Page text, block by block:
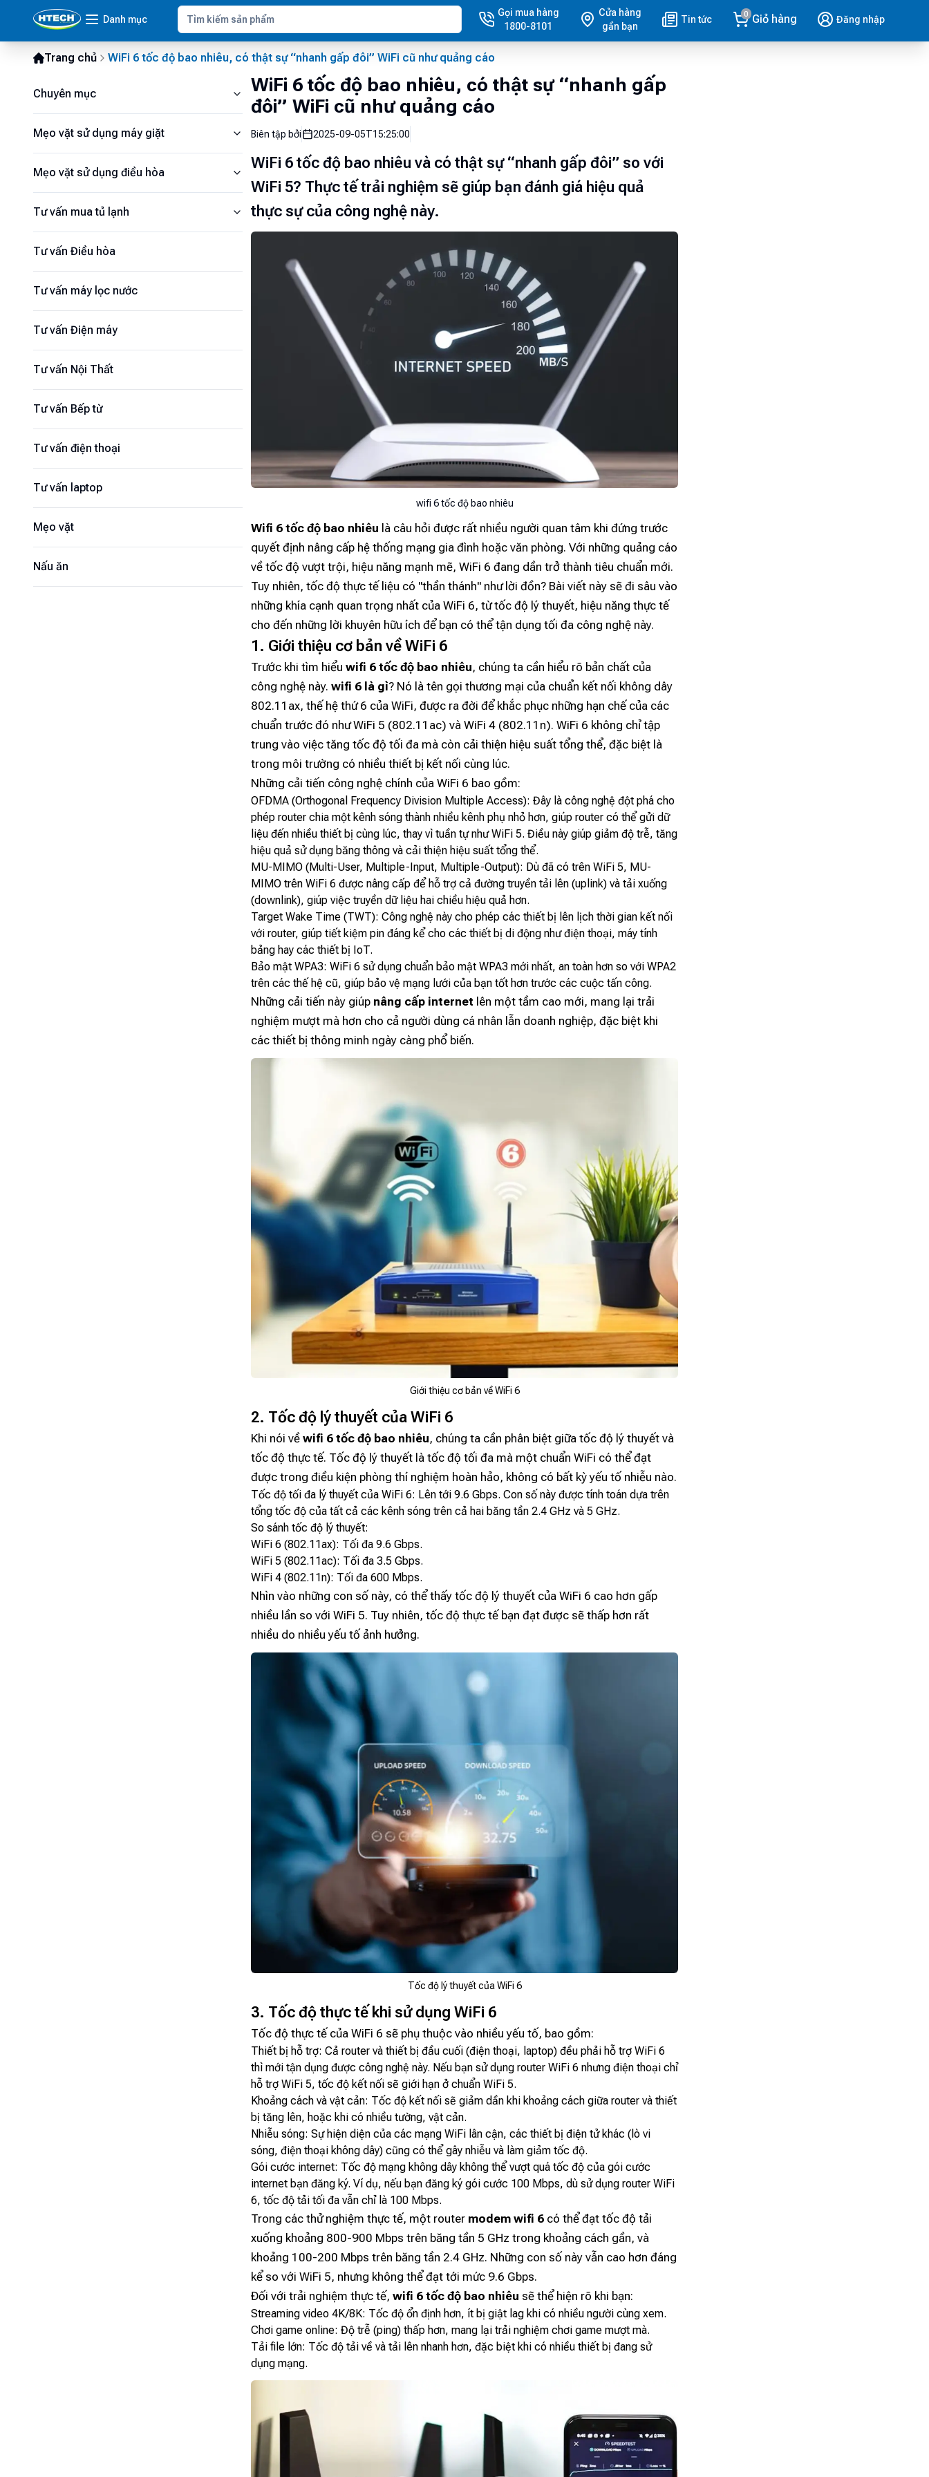
Danh mục
Gọi mua hàng
1800-8101
Cửa hàng
gần bạn
Tin tức 0 Giỏ hàng Đăng nhập
Trang chủ WiFi 6 tốc độ bao nhiêu, có thật sự “nhanh gấp đôi” WiFi cũ như quảng cáo
Chuyên mục
Mẹo vặt sử dụng máy giặt
Mẹo vặt sử dụng điều hòa
Tư vấn mua tủ lạnh
Tư vấn Điều hòa
Tư vấn máy lọc nước
Tư vấn Điện máy
Tư vấn Nội Thất
Tư vấn Bếp từ
Tư vấn điện thoại
Tư vấn laptop
Mẹo vặt
Nấu ăn
WiFi 6 tốc độ bao nhiêu, có thật sự “nhanh gấp
đôi” WiFi cũ như quảng cáo
Biên tập bởi 2025-09-05T15:25:00
WiFi 6 tốc độ bao nhiêu và có thật sự “nhanh gấp đôi” so với
WiFi 5? Thực tế trải nghiệm sẽ giúp bạn đánh giá hiệu quả
thực sự của công nghệ này.
wifi 6 tốc độ bao nhiêu
Wifi 6 tốc độ bao nhiêu là câu hỏi được rất nhiều người quan tâm khi đứng trước
quyết định nâng cấp hệ thống mạng gia đình hoặc văn phòng. Với những quảng cáo
về tốc độ vượt trội, hiệu năng mạnh mẽ, WiFi 6 đang dần trở thành tiêu chuẩn mới.
Tuy nhiên, tốc độ thực tế liệu có "thần thánh" như lời đồn? Bài viết này sẽ đi sâu vào
những khía cạnh quan trọng nhất của WiFi 6, từ tốc độ lý thuyết, hiệu năng thực tế
cho đến những lời khuyên hữu ích để bạn có thể tận dụng tối đa công nghệ này.
1. Giới thiệu cơ bản về WiFi 6
Trước khi tìm hiểu wifi 6 tốc độ bao nhiêu, chúng ta cần hiểu rõ bản chất của
công nghệ này. wifi 6 là gì? Nó là tên gọi thương mại của chuẩn kết nối không dây
802.11ax, thế hệ thứ 6 của WiFi, được ra đời để khắc phục những hạn chế của các
chuẩn trước đó như WiFi 5 (802.11ac) và WiFi 4 (802.11n). WiFi 6 không chỉ tập
trung vào việc tăng tốc độ tối đa mà còn cải thiện hiệu suất tổng thể, đặc biệt là
trong môi trường có nhiều thiết bị kết nối cùng lúc.
Những cải tiến công nghệ chính của WiFi 6 bao gồm:
OFDMA (Orthogonal Frequency Division Multiple Access): Đây là công nghệ đột phá cho
phép router chia một kênh sóng thành nhiều kênh phụ nhỏ hơn, giúp router có thể gửi dữ
liệu đến nhiều thiết bị cùng lúc, thay vì tuần tự như WiFi 5. Điều này giúp giảm độ trễ, tăng
hiệu quả sử dụng băng thông và cải thiện hiệu suất tổng thể.
MU-MIMO (Multi-User, Multiple-Input, Multiple-Output): Dù đã có trên WiFi 5, MU-
MIMO trên WiFi 6 được nâng cấp để hỗ trợ cả đường truyền tải lên (uplink) và tải xuống
(downlink), giúp việc truyền dữ liệu hai chiều hiệu quả hơn.
Target Wake Time (TWT): Công nghệ này cho phép các thiết bị lên lịch thời gian kết nối
với router, giúp tiết kiệm pin đáng kể cho các thiết bị di động như điện thoại, máy tính
bảng hay các thiết bị IoT.
Bảo mật WPA3: WiFi 6 sử dụng chuẩn bảo mật WPA3 mới nhất, an toàn hơn so với WPA2
trên các thế hệ cũ, giúp bảo vệ mạng lưới của bạn tốt hơn trước các cuộc tấn công.
Những cải tiến này giúp nâng cấp internet lên một tầm cao mới, mang lại trải
nghiệm mượt mà hơn cho cả người dùng cá nhân lẫn doanh nghiệp, đặc biệt khi
các thiết bị thông minh ngày càng phổ biến.
Giới thiệu cơ bản về WiFi 6
2. Tốc độ lý thuyết của WiFi 6
Khi nói về wifi 6 tốc độ bao nhiêu, chúng ta cần phân biệt giữa tốc độ lý thuyết và
tốc độ thực tế. Tốc độ lý thuyết là tốc độ tối đa mà một chuẩn WiFi có thể đạt
được trong điều kiện phòng thí nghiệm hoàn hảo, không có bất kỳ yếu tố nhiễu nào.
Tốc độ tối đa lý thuyết của WiFi 6: Lên tới 9.6 Gbps. Con số này được tính toán dựa trên
tổng tốc độ của tất cả các kênh sóng trên cả hai băng tần 2.4 GHz và 5 GHz.
So sánh tốc độ lý thuyết:
WiFi 6 (802.11ax): Tối đa 9.6 Gbps.
WiFi 5 (802.11ac): Tối đa 3.5 Gbps.
WiFi 4 (802.11n): Tối đa 600 Mbps.
Nhìn vào những con số này, có thể thấy tốc độ lý thuyết của WiFi 6 cao hơn gấp
nhiều lần so với WiFi 5. Tuy nhiên, tốc độ thực tế bạn đạt được sẽ thấp hơn rất
nhiều do nhiều yếu tố ảnh hưởng.
Tốc độ lý thuyết của WiFi 6
3. Tốc độ thực tế khi sử dụng WiFi 6
Tốc độ thực tế của WiFi 6 sẽ phụ thuộc vào nhiều yếu tố, bao gồm:
Thiết bị hỗ trợ: Cả router và thiết bị đầu cuối (điện thoại, laptop) đều phải hỗ trợ WiFi 6
thì mới tận dụng được công nghệ này. Nếu bạn sử dụng router WiFi 6 nhưng điện thoại chỉ
hỗ trợ WiFi 5, tốc độ kết nối sẽ giới hạn ở chuẩn WiFi 5.
Khoảng cách và vật cản: Tốc độ kết nối sẽ giảm dần khi khoảng cách giữa router và thiết
bị tăng lên, hoặc khi có nhiều tường, vật cản.
Nhiễu sóng: Sự hiện diện của các mạng WiFi lân cận, các thiết bị điện tử khác (lò vi
sóng, điện thoại không dây) cũng có thể gây nhiễu và làm giảm tốc độ.
Gói cước internet: Tốc độ mạng không dây không thể vượt quá tốc độ của gói cước
internet bạn đăng ký. Ví dụ, nếu bạn đăng ký gói cước 100 Mbps, dù sử dụng router WiFi
6, tốc độ tải tối đa vẫn chỉ là 100 Mbps.
Trong các thử nghiệm thực tế, một router modem wifi 6 có thể đạt tốc độ tải
xuống khoảng 800-900 Mbps trên băng tần 5 GHz trong khoảng cách gần, và
khoảng 100-200 Mbps trên băng tần 2.4 GHz. Những con số này vẫn cao hơn đáng
kể so với WiFi 5, nhưng không thể đạt tới mức 9.6 Gbps.
Đối với trải nghiệm thực tế, wifi 6 tốc độ bao nhiêu sẽ thể hiện rõ khi bạn:
Streaming video 4K/8K: Tốc độ ổn định hơn, ít bị giật lag khi có nhiều người cùng xem.
Chơi game online: Độ trễ (ping) thấp hơn, mang lại trải nghiệm chơi game mượt mà.
Tải file lớn: Tốc độ tải về và tải lên nhanh hơn, đặc biệt khi có nhiều thiết bị đang sử
dụng mạng.